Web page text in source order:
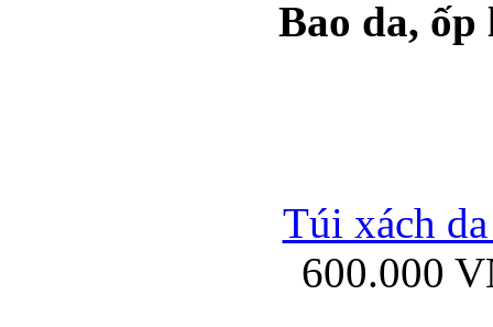
Ốp lưng silicon
Bao da,
Túi xách
600.000